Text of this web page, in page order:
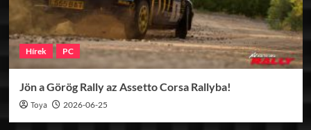
Hírek PC
Jön a Görög Rally az Assetto Corsa Rallyba!
Toya 2026-06-25